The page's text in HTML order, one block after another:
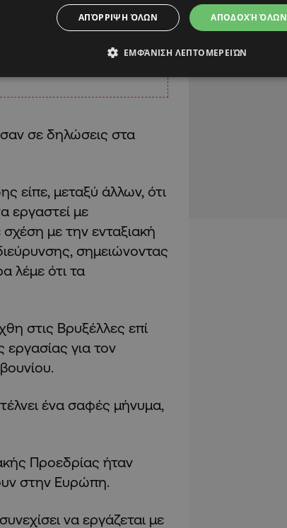
σε δηλώσεις στα
είπε, μεταξύ άλλων, ότι
εργαστεί με
με την ενταξιακή
σημειώνοντας
λέμε ότι τα
στις Βρυξέλλες επί
για τον
ένα σαφές μήνυμα,
Προεδρίας ήταν
στην Ευρώπη.
να εργάζεται με
ΑΠΟΔΟΧΉ ΌΛΩΝ
ΑΠΌΡΡΙΨΗ ΌΛΩΝ
ΕΜΦΆΝΙΣΗ ΛΕΠΤΟΜΕΡΕΙΏΝ